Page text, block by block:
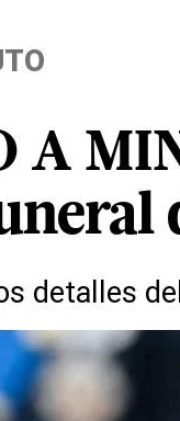
A
detalles